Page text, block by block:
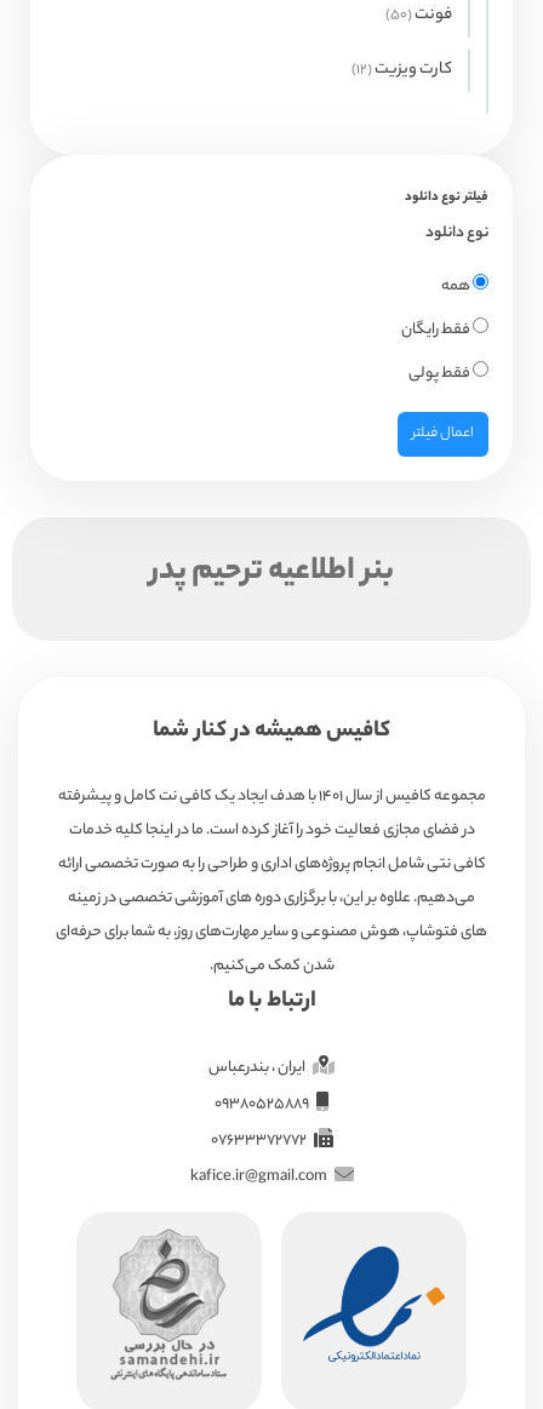
فونت 50
50
کارت ویزیت 12
12
فیلتر نوع دانلود
نوع دانلود
همه
فقط رایگان
فقط پولی
اعمال فیلتر
بنر اطلاعیه ترحیم پدر
کافیس همیشه در کنار شما
مجموعه کافیس از سال ۱۴۰۱ با هدف ایجاد یک کافی نت کامل و پیشرفته
در فضای مجازی فعالیت خود را آغاز کرده است. ما در اینجا کلیه خدمات
کافی نتی شامل انجام پروژه‌های اداری و طراحی را به صورت تخصصی ارائه
می‌دهیم. علاوه بر این، با برگزاری دوره های آموزشی تخصصی در زمینه
های فتوشاپ، هوش مصنوعی و سایر مهارت‌های روز، به شما برای حرفه‌ای
شدن کمک می‌کنیم.
ارتباط با ما
ایران ، بندرعباس
07633372772